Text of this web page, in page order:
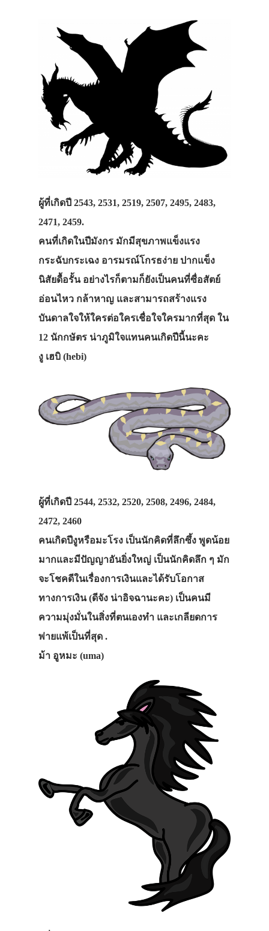
ผู้ที่เกิดปี 2543, 2531, 2519, 2507, 2495, 2483,
2471, 2459.
คนที่เกิดในปีมังกร มักมีสุขภาพแข็งแรง
กระฉับกระเฉง อารมรณ์โกรธง่าย ปากแข็ง
นิสัยดื้อรั้น อย่างไรก็ตามก็ยังเป็นคนที่ซื่อสัตย์
อ่อนไหว กล้าหาญ และสามารถสร้างแรง
บันดาลใจให้ใครต่อใครเชื่อใจใครมากที่สุด ใน
12 นักกษัตร น่าภูมิใจแทนคนเกิดปีนี้นะคะ
งู เฮบิ (hebi)
ผู้ที่เกิดปี 2544, 2532, 2520, 2508, 2496, 2484,
2472, 2460
คนเกิดปีงูหรือมะโรง เป็นนักคิดที่ลึกซึ้ง พูดน้อย
มากและมีปัญญาอันยิ่งใหญ่ เป็นนักคิดลึก ๆ มัก
จะโชคดีในเรื่องการเงินและได้รับโอกาส
ทางการเงิน (ดีจัง น่าอิจฉานะคะ) เป็นคนมี
ความมุ่งมั่นในสิ่งที่ตนเองทำ และเกลียดการ
พ่ายแพ้เป็นที่สุด .
ม้า อูหมะ (uma)